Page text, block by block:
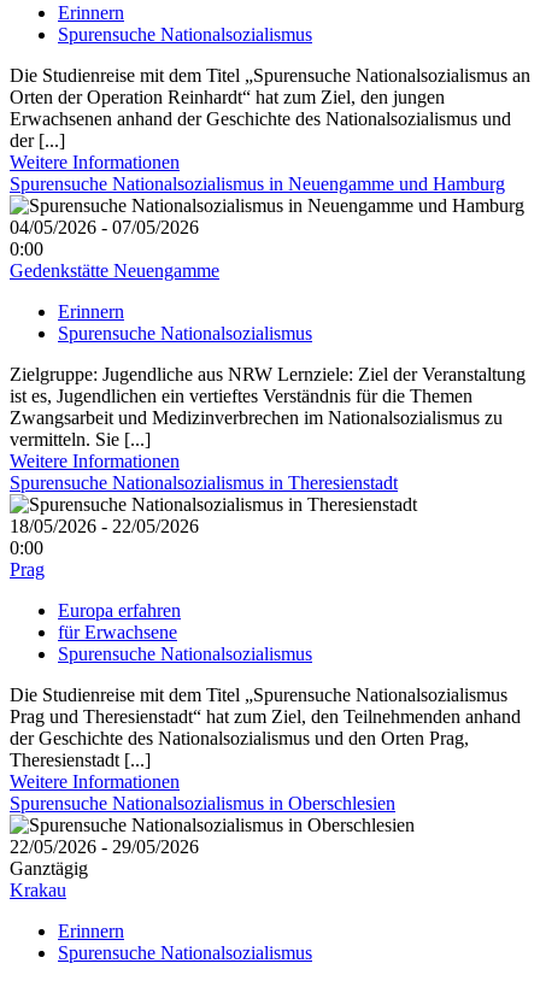
Erinnern
Spurensuche Nationalsozialismus
Die Studienreise mit dem Titel „Spurensuche Nationalsozialismus an
Orten der Operation Reinhardt“ hat zum Ziel, den jungen
Erwachsenen anhand der Geschichte des Nationalsozialismus und
der [...]
Weitere Informationen
Spurensuche Nationalsozialismus in Neuengamme und Hamburg
04/05/2026 - 07/05/2026
0:00
Gedenkstätte Neuengamme
Erinnern
Spurensuche Nationalsozialismus
Zielgruppe: Jugendliche aus NRW Lernziele: Ziel der Veranstaltung
ist es, Jugendlichen ein vertieftes Verständnis für die Themen
Zwangsarbeit und Medizinverbrechen im Nationalsozialismus zu
vermitteln. Sie [...]
Weitere Informationen
Spurensuche Nationalsozialismus in Theresienstadt
18/05/2026 - 22/05/2026
0:00
Prag
Europa erfahren
für Erwachsene
Spurensuche Nationalsozialismus
Die Studienreise mit dem Titel „Spurensuche Nationalsozialismus
Prag und Theresienstadt“ hat zum Ziel, den Teilnehmenden anhand
der Geschichte des Nationalsozialismus und den Orten Prag,
Theresienstadt [...]
Weitere Informationen
Spurensuche Nationalsozialismus in Oberschlesien
22/05/2026 - 29/05/2026
Ganztägig
Krakau
Erinnern
Spurensuche Nationalsozialismus